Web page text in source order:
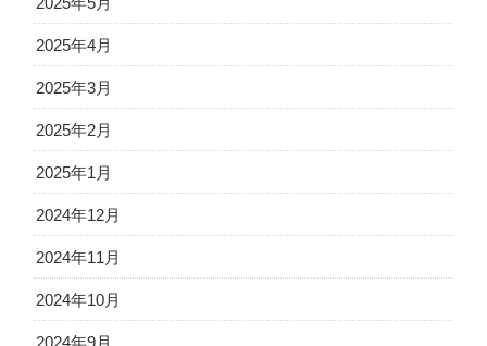
2025年5月
2025年4月
2025年3月
2025年2月
2025年1月
2024年12月
2024年11月
2024年10月